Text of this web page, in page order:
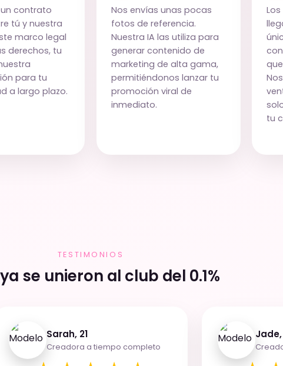
contrato
tú y nuestra
marco legal
derechos, tu
para tu
a largo plazo.
Nos envías unas pocas
fotos de referencia.
Nuestra IA las utiliza para
generar contenido de
marketing de alta gama,
permitiéndonos lanzar tu
promoción viral de
inmediato.
tu
TESTIMONIOS
se unieron al club del 0.1%
Sarah, 21
Creadora a tiempo completo
Jade,